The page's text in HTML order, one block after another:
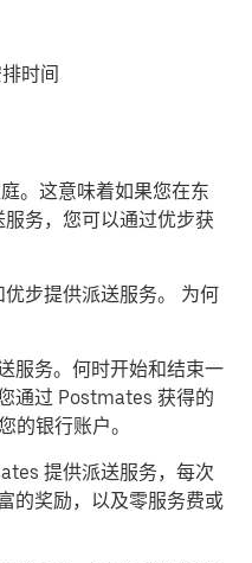
时间
。这意味着如果您在东
务，您可以通过优步获
步提供派送服务。 为何
服务。 何时开始和结束一
通过 Postmates 获得的
的银行账户。
提供派送服务，每次
的奖励，以及零服务费或